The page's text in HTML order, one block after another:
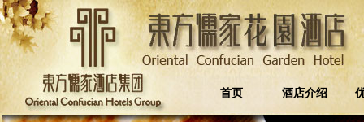
首页 酒店介绍